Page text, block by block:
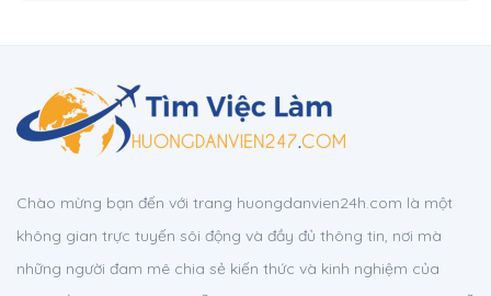
Chào mừng bạn đến với trang huongdanvien24h.com là một
không gian trực tuyến sôi động và đầy đủ thông tin, nơi mà
những người đam mê chia sẻ kiến thức và kinh nghiệm của